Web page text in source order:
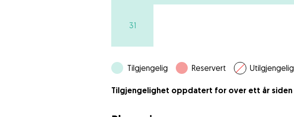
31
Tilgjengelig Reservert Utilgjengelig
Tilgjengelighet oppdatert for over ett år siden